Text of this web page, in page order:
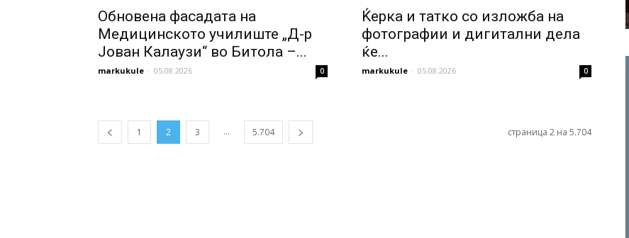
Обновена фасадата на
Медицинското училиште „Д-р
Јован Калаузи“ во Битола –...
markukule - 05.08.2026 0
Ќерка и татко со изложба на
фотографии и дигитални дела
ќе...
markukule - 05.08.2026 0
1 2 3 ... 5.704 страница 2 на 5.704